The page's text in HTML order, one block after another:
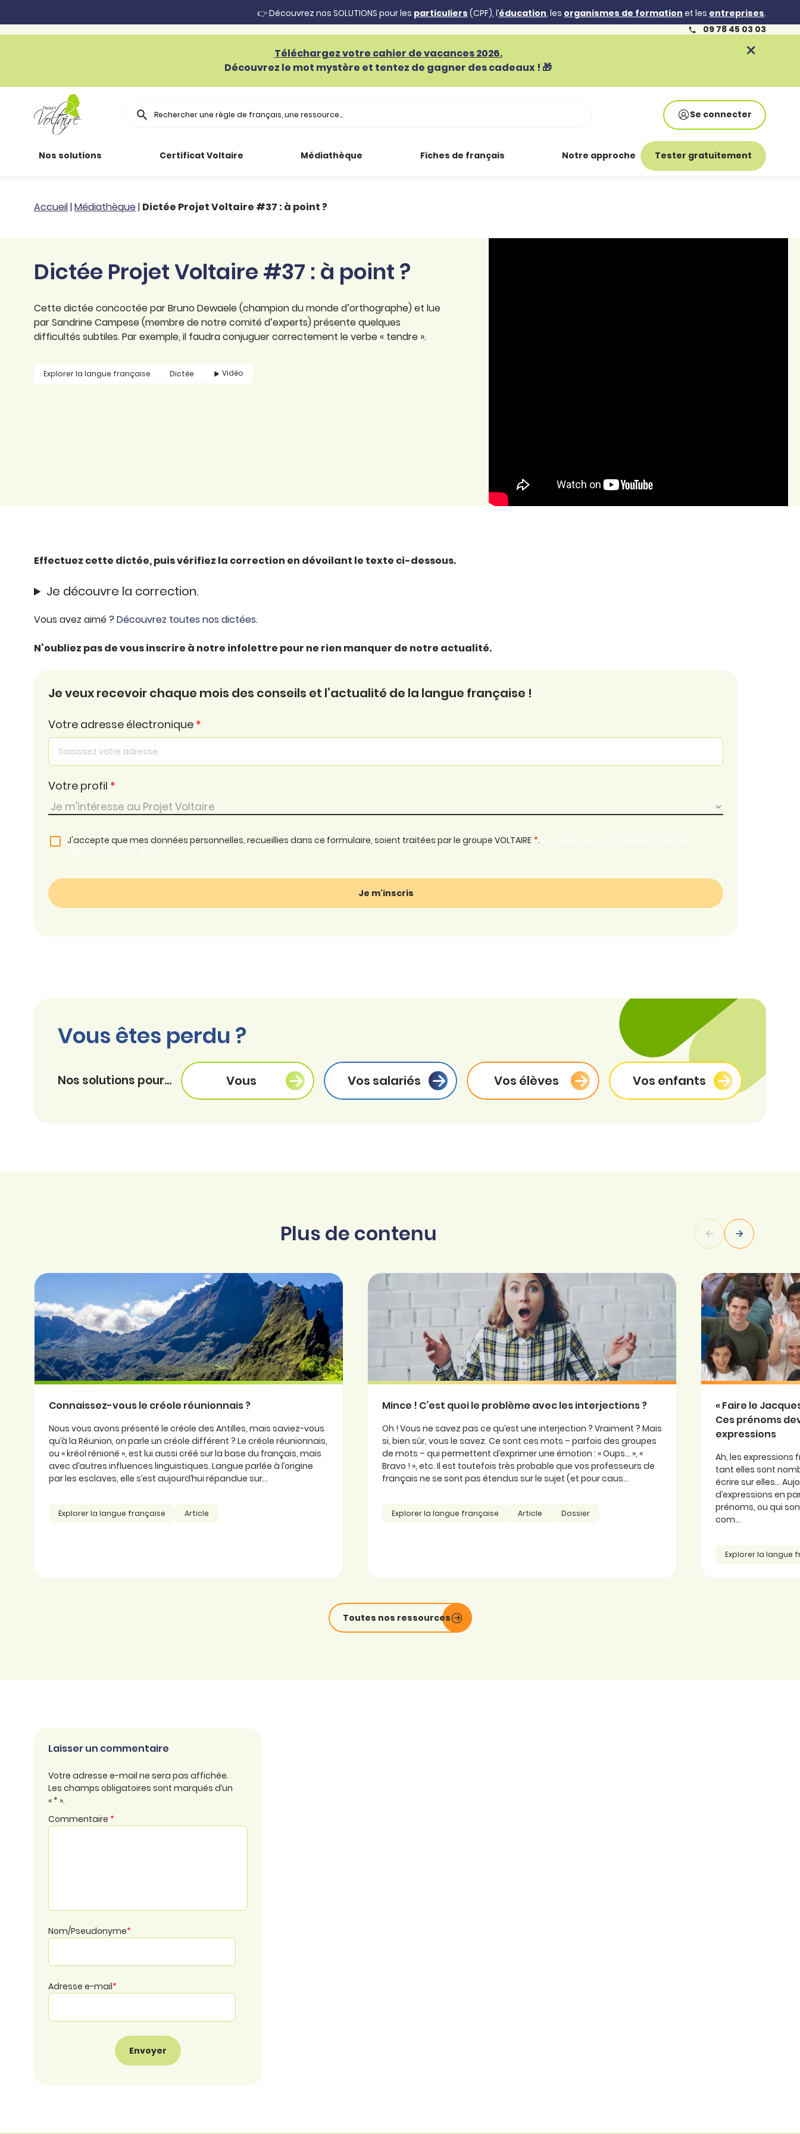
👉 Découvrez nos SOLUTIONS pour les particuliers (CPF), l’éducation, les organismes de formation et les entreprises.
09 78 45 03 03
Téléchargez votre cahier de vacances 2026.
Découvrez le mot mystère et tentez de gagner des cadeaux ! 🎁
Rechercher Se connecter
Nos solutions
Particuliers
Secteur public
Organismes de
formation
Évaluer le niveau de ses
salariés
Certificat Voltaire Médiathèque
Toutes nos
professionnel
Aider ses enfants
Fiches de français
Conjugaison
d’orthographe
Toutes nos fiches
Notre approche Tester gratuitement
Accueil|Médiathèque| Dictée Projet Voltaire #37 : à point ?
Dictée Projet Voltaire #37 : à point ?
Cette dictée concoctée par Bruno Dewaele (champion du monde d’orthographe) et lue
par Sandrine Campese (membre de notre comité d’experts) présente quelques
difficultés subtiles. Par exemple, il faudra conjuguer correctement le verbe « tendre ».
Explorer la langue française Dictée Vidéo
Effectuez cette dictée, puis vérifiez la correction en dévoilant le texte ci-dessous.
Je découvre la correction.
Vous avez aimé ? Découvrez toutes nos dictées.
N’oubliez pas de vous inscrire à notre infolettre pour ne rien manquer de notre actualité.
Je veux recevoir chaque mois des conseils et l’actualité de la langue française !
Votre adresse électronique *
Votre profil *
J'accepte que mes données personnelles, recueillies dans ce formulaire, soient traitées par le groupe VOLTAIRE *.
Vous êtes perdu ?
Nos solutions pour... Vous Vos salariés Vos élèves Vos enfants
Plus de contenu
Connaissez-vous le créole réunionnais ?
Nous vous avons présenté le créole des Antilles, mais saviez-vous
qu’à la Réunion, on parle un créole différent ? Le créole réunionnais,
ou « kréol rénioné », est lui aussi créé sur la base du français, mais
avec d’autres influences linguistiques. Langue parlée à l’origine
par les esclaves, elle s’est aujourd’hui répandue sur...
Explorer la langue française Article
Mince ! C’est quoi le problème avec les interjections ?
Oh ! Vous ne savez pas ce qu’est une interjection ? Vraiment ? Mais
si, bien sûr, vous le savez. Ce sont ces mots – parfois des groupes
de mots – qui permettent d’exprimer une émotion : « Oups… », «
Bravo ! », etc. Il est toutefois très probable que vos professeurs de
français ne se sont pas étendus sur le sujet (et pour caus...
Explorer la langue française Article Dossier
« Faire le
Ces prénoms
expressions
Ah, les expressions
tant elles sont
écrire sur elles…
d’expressions en
prénoms, ou qui
com...
Explorer la langue
Toutes nos ressources
Laisser un commentaire
Votre adresse e-mail ne sera pas affichée.
Les champs obligatoires sont marqués d’un
« * ».
Commentaire *
Nom/Pseudonyme*
Adresse e-mail*